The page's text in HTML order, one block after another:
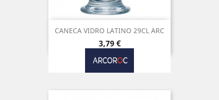
CANECA VIDRO LATINO 29CL ARC
Preço
3,79 €